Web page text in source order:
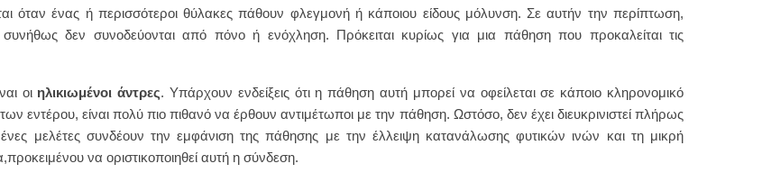
όταν ένας ή περισσότεροι θύλακες πάθουν φλεγμονή ή κάποιου είδους μόλυνση. Σε αυτήν την περίπτωση,
δεν συνοδεύονται από πόνο ή ενόχληση. Πρόκειται κυρίως για μια πάθηση που προκαλείται τις
οι ηλικιωμένοι άντρες. Υπάρχουν ενδείξεις ότι η πάθηση αυτή μπορεί να οφείλεται σε κάποιο κληρονομικό
εντέρου, είναι πολύ πιο πιθανό να έρθουν αντιμέτωποι με την πάθηση. Ωστόσο, δεν έχει διευκρινιστεί πλήρως
μελέτες συνδέουν την εμφάνιση της πάθησης με την έλλειψη κατανάλωσης φυτικών ινών και τη μικρή
να οριστικοποιηθεί αυτή η σύνδεση.